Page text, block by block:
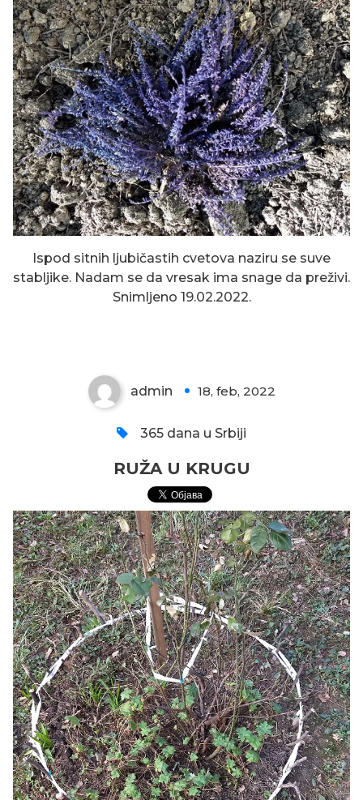
Ispod sitnih ljubičastih cvetova naziru se suve
stabljike. Nadam se da vresak ima snage da preživi.
Snimljeno 19.02.2022.
admin 18, feb, 2022
365 dana u Srbiji
RUŽA U KRUGU